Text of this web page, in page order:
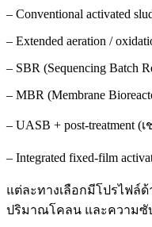
– Conventional activated
– Extended aeration /
– SBR (Sequencing Batch
– MBR (Membrane
– UASB + post‑treatment (
– Integrated fixed‑film
แต่ละทางเลือกมีโปรไฟล์ด้
ปริมาณโคลน และความซั